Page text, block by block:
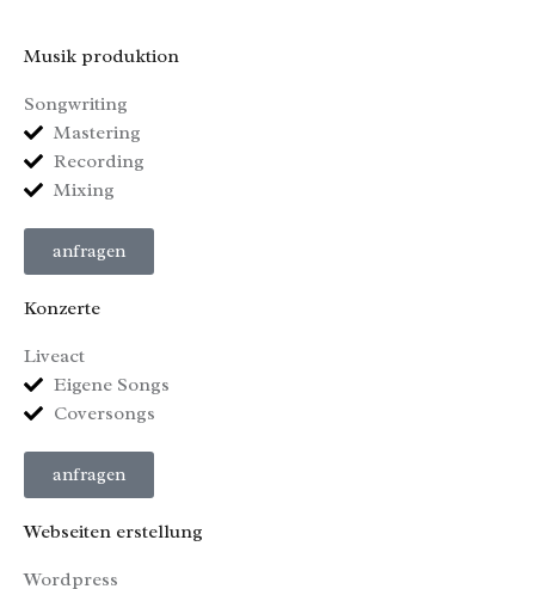
Musik produktion
Songwriting
Mastering
Recording
Mixing
anfragen
Konzerte
Liveact
Eigene Songs
Coversongs
anfragen
Webseiten erstellung
Wordpress